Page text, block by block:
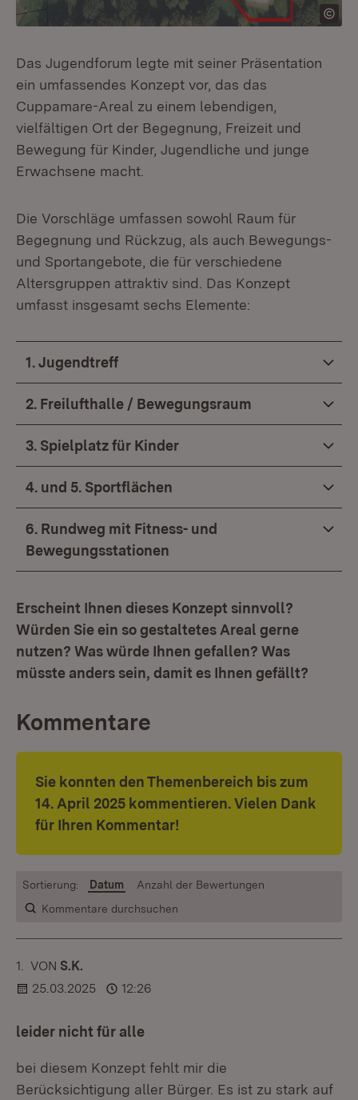
Das Jugendforum legte mit seiner Präsentation
ein umfassendes Konzept vor, das das
Cuppamare-Areal zu einem lebendigen,
vielfältigen Ort der Begegnung, Freizeit und
Bewegung für Kinder, Jugendliche und junge
Erwachsene macht.
Die Vorschläge umfassen sowohl Raum für
Begegnung und Rückzug, als auch Bewegungs-
und Sportangebote, die für verschiedene
Altersgruppen attraktiv sind. Das Konzept
umfasst insgesamt sechs Elemente:
1. Jugendtreff
2. Freilufthalle / Bewegungsraum
3. Spielplatz für Kinder
4. und 5. Sportflächen
6. Rundweg mit Fitness- und
Bewegungsstationen
Erscheint Ihnen dieses Konzept sinnvoll?
Würden Sie ein so gestaltetes Areal gerne
nutzen? Was würde Ihnen gefallen? Was
müsste anders sein, damit es Ihnen gefällt?
Kommentare
Sie konnten den Themenbereich bis zum
14. April 2025 kommentieren. Vielen Dank
für Ihren Kommentar!
Kommentare durchsuchen
Sortierung: Datum Anzahl der Bewertungen
1. KOMMENTAR
VON :S.K.
25.03.2025
12:26
leider nicht für alle
bei diesem Konzept fehlt mir die
Berücksichtigung aller Bürger. Es ist zu stark auf